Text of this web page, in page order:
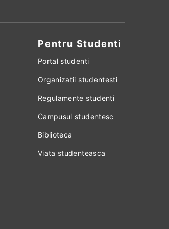
Pentru Studenti
Portal studenti
Organizatii studentesti
Regulamente studenti
Campusul studentesc
Biblioteca
Viata studenteasca